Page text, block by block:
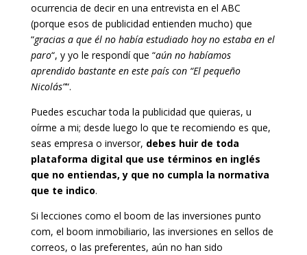
ocurrencia de decir en una entrevista en el ABC
(porque esos de publicidad entienden mucho) que
“gracias a que él no había estudiado hoy no estaba en el
paro“, y yo le respondí que “aún no habíamos
aprendido bastante en este país con “El pequeño
Nicolás”“.
Puedes escuchar toda la publicidad que quieras, u
oírme a mi; desde luego lo que te recomiendo es que,
seas empresa o inversor, debes huir de toda
plataforma digital que use términos en inglés
que no entiendas, y que no cumpla la normativa
que te indico.
Si lecciones como el boom de las inversiones punto
com, el boom inmobiliario, las inversiones en sellos de
correos, o las preferentes, aún no han sido